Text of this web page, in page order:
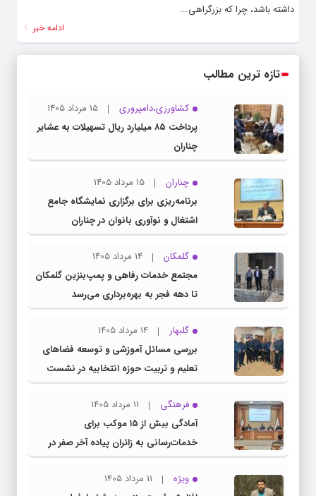
داشته باشد، چرا که بزرگراهی...
ادامه خبر
تازه ترین مطالب
کشاورزی،دامپروری
15 مرداد 1405
پرداخت ۸۵ میلیارد ریال تسهیلات به عشایر
چناران
چناران
15 مرداد 1405
برنامه‌ریزی برای برگزاری نمایشگاه جامع
اشتغال و نوآوری بانوان در چناران
گلمکان
14 مرداد 1405
مجتمع خدمات رفاهی و پمپ‌بنزین گلمکان
تا دهه فجر به بهره‌برداری می‌رسد
گلبهار
14 مرداد 1405
بررسی مسائل آموزشی و توسعه فضاهای
تعلیم و تربیت حوزه انتخابیه در نشست
مشترک عضو کمیسیون آموزش مجلس با
مدیرکل آموزش و پرورش خراسان رضوی
فرهنگی
11 مرداد 1405
آمادگی بیش از ۱۵ موکب برای
خدمات‌رسانی به زائران پیاده آخر صفر در
شهرستان چناران
ویژه
11 مرداد 1405